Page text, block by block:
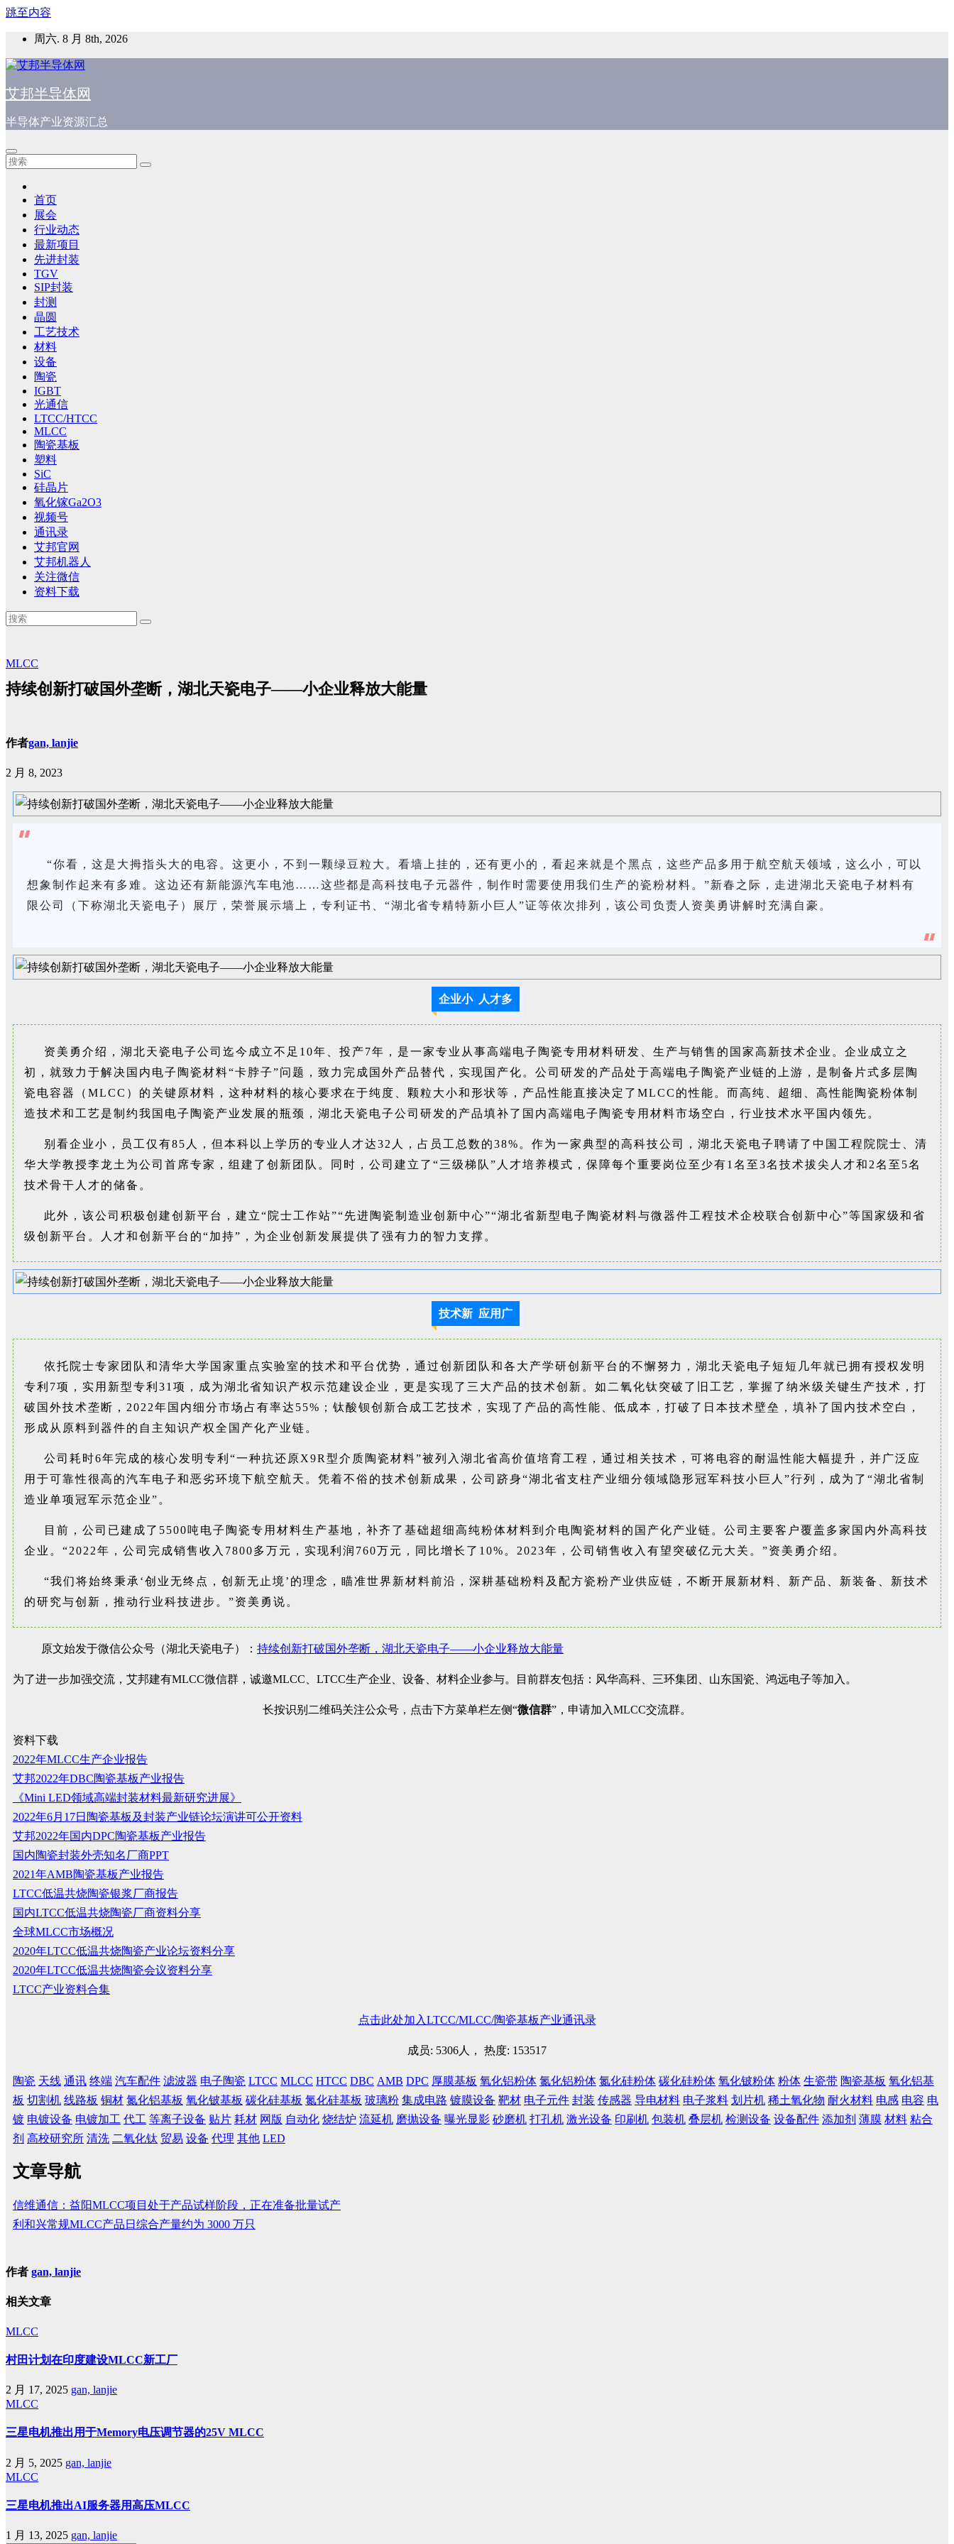
跳至内容
周六. 8 月 8th, 2026
艾邦半导体网
半导体产业资源汇总
首页
展会
行业动态
最新项目
先进封装
TGV
SIP封装
封测
晶圆
工艺技术
材料
设备
陶瓷
IGBT
光通信
LTCC/HTCC
MLCC
陶瓷基板
塑料
SiC
硅晶片
氧化镓Ga2O3
视频号
通讯录
艾邦官网
艾邦机器人
关注微信
资料下载
MLCC
持续创新打破国外垄断，湖北天瓷电子——小企业释放大能量
作者gan, lanjie
2 月 8, 2023
“你看，这是大拇指头大的电容。这更小，不到一颗绿豆粒大。看墙上挂的，还有更小的，看起来就是个黑点，这些产品多用于航空航天领域，这么小，可以
想象制作起来有多难。这边还有新能源汽车电池……这些都是高科技电子元器件，制作时需要使用我们生产的瓷粉材料。”新春之际，走进湖北天瓷电子材料有
限公司（下称湖北天瓷电子）展厅，荣誉展示墙上，专利证书、“湖北省专精特新小巨人”证等依次排列，该公司负责人资美勇讲解时充满自豪。
企业小 人才多
资美勇介绍，湖北天瓷电子公司迄今成立不足10年、投产7年，是一家专业从事高端电子陶瓷专用材料研发、生产与销售的国家高新技术企业。企业成立之
初，就致力于解决国内电子陶瓷材料“卡脖子”问题，致力完成国外产品替代，实现国产化。公司研发的产品处于高端电子陶瓷产业链的上游，是制备片式多层陶
瓷电容器（MLCC）的关键原材料，这种材料的核心要求在于纯度、颗粒大小和形状等，产品性能直接决定了MLCC的性能。而高纯、超细、高性能陶瓷粉体制
造技术和工艺是制约我国电子陶瓷产业发展的瓶颈，湖北天瓷电子公司研发的产品填补了国内高端电子陶瓷专用材料市场空白，行业技术水平国内领先。
别看企业小，员工仅有85人，但本科以上学历的专业人才达32人，占员工总数的38%。作为一家典型的高科技公司，湖北天瓷电子聘请了中国工程院院士、清
华大学教授李龙土为公司首席专家，组建了创新团队。同时，公司建立了“三级梯队”人才培养模式，保障每个重要岗位至少有1名至3名技术拔尖人才和2名至5名
技术骨干人才的储备。
此外，该公司积极创建创新平台，建立“院士工作站”“先进陶瓷制造业创新中心”“湖北省新型电子陶瓷材料与微器件工程技术企校联合创新中心”等国家级和省
级创新平台。人才和创新平台的“加持”，为企业创新发展提供了强有力的智力支撑。
技术新 应用广
依托院士专家团队和清华大学国家重点实验室的技术和平台优势，通过创新团队和各大产学研创新平台的不懈努力，湖北天瓷电子短短几年就已拥有授权发明
专利7项，实用新型专利31项，成为湖北省知识产权示范建设企业，更是实现了三大产品的技术创新。如二氧化钛突破了旧工艺，掌握了纳米级关键生产技术，打
破国外技术垄断，2022年国内细分市场占有率达55%；钛酸钡创新合成工艺技术，实现了产品的高性能、低成本，打破了日本技术壁垒，填补了国内技术空白，
形成从原料到器件的自主知识产权全国产化产业链。
公司耗时6年完成的核心发明专利“一种抗还原X9R型介质陶瓷材料”被列入湖北省高价值培育工程，通过相关技术，可将电容的耐温性能大幅提升，并广泛应
用于可靠性很高的汽车电子和恶劣环境下航空航天。凭着不俗的技术创新成果，公司跻身“湖北省支柱产业细分领域隐形冠军科技小巨人”行列，成为了“湖北省制
造业单项冠军示范企业”。
目前，公司已建成了5500吨电子陶瓷专用材料生产基地，补齐了基础超细高纯粉体材料到介电陶瓷材料的国产化产业链。公司主要客户覆盖多家国内外高科技
企业。“2022年，公司完成销售收入7800多万元，实现利润760万元，同比增长了10%。2023年，公司销售收入有望突破亿元大关。”资美勇介绍。
“我们将始终秉承‘创业无终点，创新无止境’的理念，瞄准世界新材料前沿，深耕基础粉料及配方瓷粉产业供应链，不断开展新材料、新产品、新装备、新技术
的研究与创新，推动行业科技进步。”资美勇说。
原文始发于微信公众号（湖北天瓷电子）： 持续创新打破国外垄断，湖北天瓷电子——小企业释放大能量
为了进一步加强交流，艾邦建有MLCC微信群，诚邀MLCC、LTCC生产企业、设备、材料企业参与。目前群友包括：风华高科、三环集团、山东国瓷、鸿远电子等加入。
长按识别二维码关注公众号，点击下方菜单栏左侧“微信群”，申请加入MLCC交流群。
资料下载
2022年MLCC生产企业报告
艾邦2022年DBC陶瓷基板产业报告
《Mini LED领域高端封装材料最新研究进展》
2022年6月17日陶瓷基板及封装产业链论坛演讲可公开资料
艾邦2022年国内DPC陶瓷基板产业报告
国内陶瓷封装外壳知名厂商PPT
2021年AMB陶瓷基板产业报告
LTCC低温共烧陶瓷银浆厂商报告
国内LTCC低温共烧陶瓷厂商资料分享
全球MLCC市场概况
2020年LTCC低温共烧陶瓷产业论坛资料分享
2020年LTCC低温共烧陶瓷会议资料分享
LTCC产业资料合集
点击此处加入LTCC/MLCC/陶瓷基板产业通讯录
成员: 5306人， 热度: 153517
陶瓷 天线 通讯 终端 汽车配件 滤波器 电子陶瓷 LTCC MLCC HTCC DBC AMB DPC 厚膜基板 氧化铝粉体 氮化铝粉体 氮化硅粉体 碳化硅粉体 氧化铍粉体 粉体 生瓷带 陶瓷基板 氧化铝基
板 切割机 线路板 铜材 氮化铝基板 氧化铍基板 碳化硅基板 氮化硅基板 玻璃粉 集成电路 镀膜设备 靶材 电子元件 封装 传感器 导电材料 电子浆料 划片机 稀土氧化物 耐火材料 电感 电容 电
镀 电镀设备 电镀加工 代工 等离子设备 贴片 耗材 网版 自动化 烧结炉 流延机 磨抛设备 曝光显影 砂磨机 打孔机 激光设备 印刷机 包装机 叠层机 检测设备 设备配件 添加剂 薄膜 材料 粘合
剂 高校研究所 清洗 二氧化钛 贸易 设备 代理 其他 LED
文章导航
信维通信：益阳MLCC项目处于产品试样阶段，正在准备批量试产
利和兴常规MLCC产品日综合产量约为 3000 万只
作者 gan, lanjie
相关文章
MLCC
村田计划在印度建设MLCC新工厂
2 月 17, 2025 gan, lanjie
MLCC
三星电机推出用于Memory电压调节器的25V MLCC
2 月 5, 2025 gan, lanjie
MLCC
三星电机推出AI服务器用高压MLCC
1 月 13, 2025 gan, lanjie